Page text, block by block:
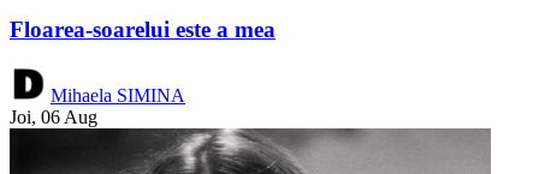
Floarea-soarelui este a mea
Mihaela SIMINA
Joi, 06 Aug